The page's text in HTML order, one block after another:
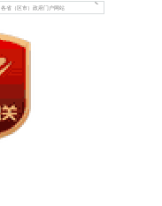
各省（区市）政府门户网站